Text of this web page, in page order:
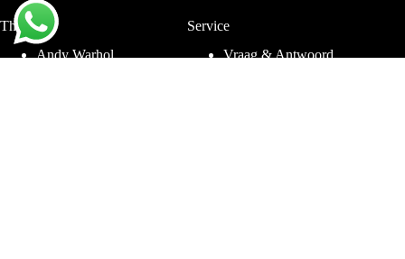
Thema’s
Andy Warhol
Service
Vraag & Antwoord